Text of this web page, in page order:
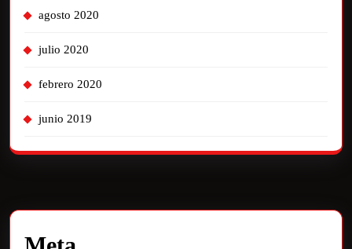
agosto 2020
julio 2020
febrero 2020
junio 2019